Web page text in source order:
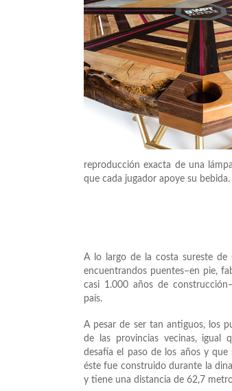
reproducción exacta de una
que cada jugador apoye su bebida.
Información:
A lo largo de la costa sureste de
encuentrandos puentes–en pie,
casi 1.000 años de
país.
A pesar de ser tan antiguos, los
de las provincias vecinas, igual
desafía el paso de los años y que
éste fue construido durante la
y tiene una distancia de 62,7